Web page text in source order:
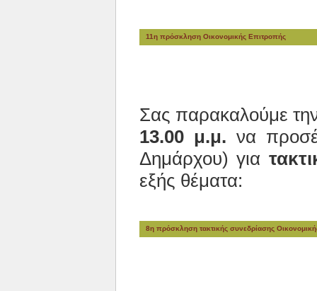
11η πρόσκληση Οικονομικής Επιτροπής
Σας παρακαλούμε
13.00 μ.μ. να
Δημάρχου) για
εξής θέματα:
8η πρόσκληση τακτικής συνεδρίασης